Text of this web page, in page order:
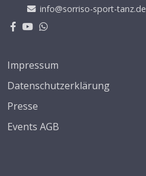
info@sorriso-sport-tanz.de
Impressum
Datenschutzerklärung
Presse
Events AGB